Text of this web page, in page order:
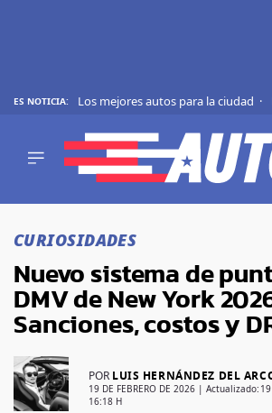
ES NOTICIA: Los mejores autos para la ciudad
SHOWS
CURIOSIDADES
MARCAS
RANKINGS
SÍGUENOS
CURIOSIDADES
Nuevo sistema de
DMV de New York
Sanciones, costos y
POR LUIS HERNÁNDEZ DEL
19 DE FEBRERO DE 2026 | Actualizado: 19
16:18 H